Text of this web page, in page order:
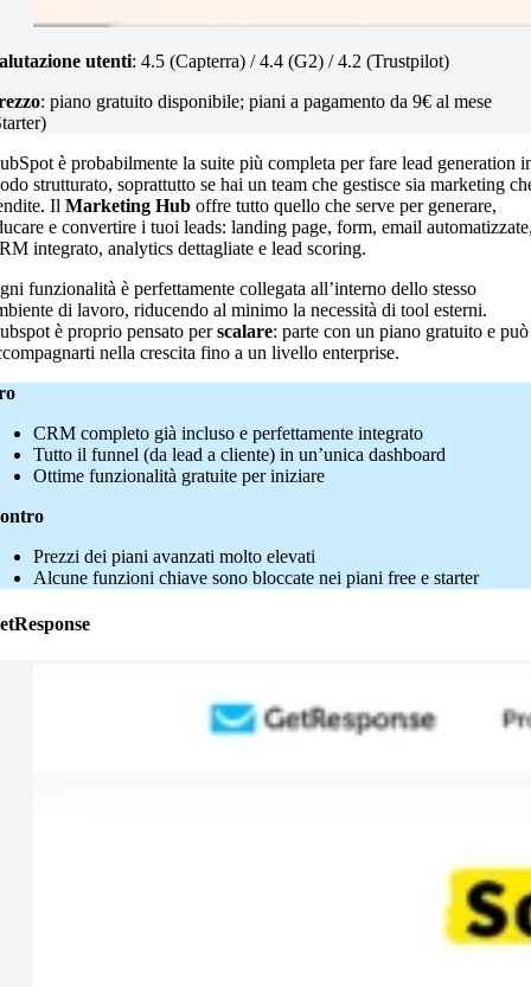
utenti: 4.5 (Capterra) / 4.4 (G2) / 4.2 (Trustpilot)
: piano gratuito disponibile; piani a pagamento da 9€ al mese
è probabilmente la suite più completa per fare lead generation
strutturato, soprattutto se hai un team che gestisce sia marketing
Il Marketing Hub offre tutto quello che serve per generare,
e convertire i tuoi leads: landing page, form, email
integrato, analytics dettagliate e lead scoring.
funzionalità è perfettamente collegata all’interno dello stesso
di lavoro, riducendo al minimo la necessità di tool esterni.
è proprio pensato perscalare: parte con un piano gratuito e può
nella crescita fino a un livello enterprise.
CRM completo già incluso e perfettamente integrato
Tutto il funnel (da lead a cliente) in un’unica dashboard
Ottime funzionalità gratuite per iniziare
Prezzi dei piani avanzati molto elevati
Alcune funzioni chiave sono bloccate nei piani free e starter